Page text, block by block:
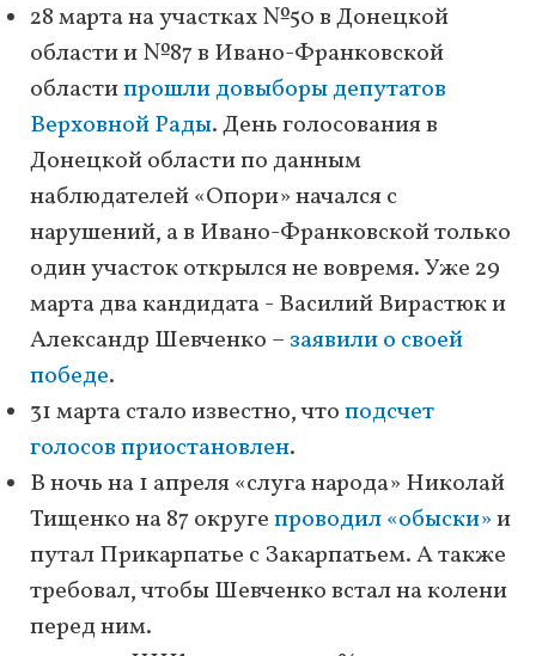
28 марта на участках №50 в Донецкой
области и №87 в Ивано-Франковской
областипрошли довыборы депутатов
Верховной Рады. День голосования в
Донецкой области по данным
наблюдателей «Опори» начался с
нарушений, а в Ивано-Франковской только
один участок открылся не вовремя. Уже 29
марта два кандидата - Василий Вирастюк и
Александр Шевченко – заявили о своей
победе.
31 марта стало известно, чтоподсчет
голосов приостановлен.
В ночь на 1 апреля «слуга народа» Николай
Тищенко на 87 округепроводил «обыски»и
путал Прикарпатье с Закарпатьем. А также
требовал, чтобы Шевченко встал на колени
перед ним.